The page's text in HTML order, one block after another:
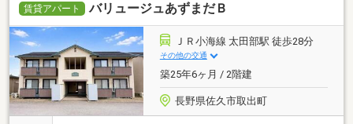
賃貸アパート バリュージュあずまだＢ
ＪＲ小海線 太田部駅 徒歩28分
その他の交通
築25年6ヶ月 / 2階建
長野県佐久市取出町